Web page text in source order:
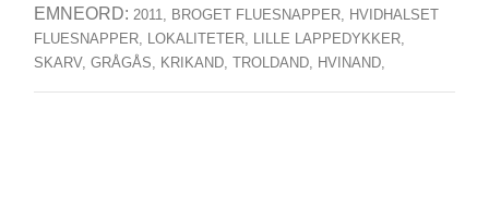
EMNEORD: 2011, BROGET FLUESNAPPER, HVIDHALSET
FLUESNAPPER, LOKALITETER, LILLE LAPPEDYKKER,
SKARV, GRÅGÅS, KRIKAND, TROLDAND, HVINAND,